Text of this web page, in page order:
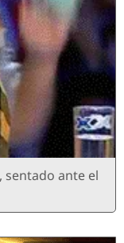
sentado ante el